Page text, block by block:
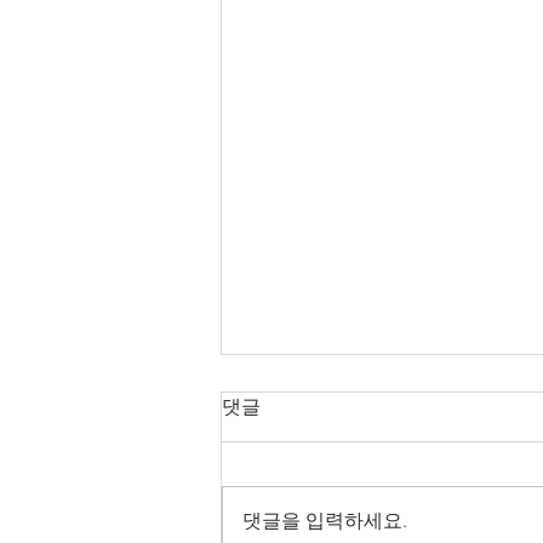
[나노화공]삼성전자, 10나노급
올려 평면구조에 비해 집적도를 획
댓글
댓글을 입력하세요.